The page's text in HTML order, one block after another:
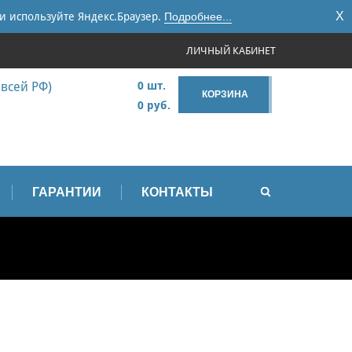
Яндекс.Браузер. Подробнее... X
ЛИЧНЫЙ КАБИНЕТ
всей РФ)
КОРЗИНА
0 шт.
0 руб.
ГАРАНТИИ КОНТАКТЫ